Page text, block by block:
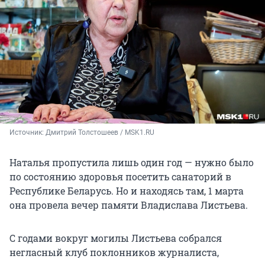
Источник: Дмитрий Толстошеев / MSK1.RU
Наталья пропустила лишь один год — нужно было
по состоянию здоровья посетить санаторий в
Республике Беларусь. Но и находясь там, 1 марта
она провела вечер памяти Владислава Листьева.
С годами вокруг могилы Листьева собрался
негласный клуб поклонников журналиста,